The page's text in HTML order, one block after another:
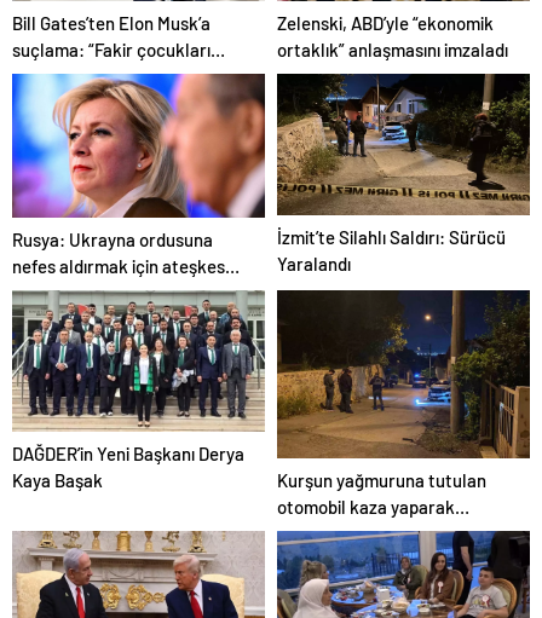
Bill Gates’ten Elon Musk’a
suçlama: “Fakir çocukları
öldürdü”
Zelenski, ABD’yle “ekonomik
ortaklık” anlaşmasını imzaladı
Rusya: Ukrayna ordusuna
nefes aldırmak için ateşkes
istiyorlar
İzmit’te Silahlı Saldırı: Sürücü
Yaralandı
DAĞDER’in Yeni Başkanı Derya
Kaya Başak
Kurşun yağmuruna tutulan
otomobil kaza yaparak
durabildi